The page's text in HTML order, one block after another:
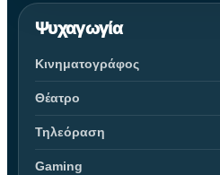
Ψυχαγωγία
Κινηματογράφος
Θέατρο
Τηλεόραση
Gaming